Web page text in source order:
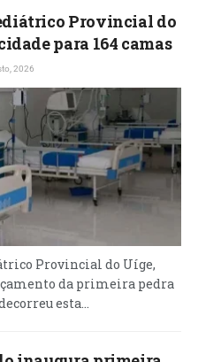
Provincial do
para 164 camas
2026
Provincial do Uíge,
da primeira pedra
esta...